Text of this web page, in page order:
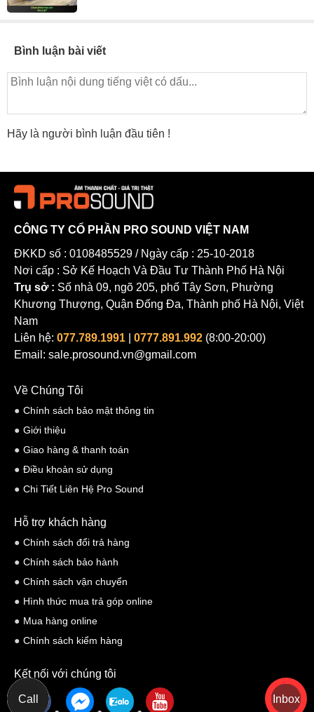
Bình luận bài viết
Hãy là người bình luận đầu tiên !
CÔNG TY CỔ PHẦN PRO SOUND VIỆT NAM
ĐKKD số : 0108485529 / Ngày cấp : 25-10-2018
Nơi cấp : Sở Kế Hoạch Và Đầu Tư Thành Phố Hà Nội
Trụ sở : Số nhà 09, ngõ 205, phố Tây Sơn, Phường
Khương Thượng, Quận Đống Đa, Thành phố Hà Nội, Việt
Nam
Liên hệ: 077.789.1991 0777.891.992 (8:00-20:00)
Email: sale.prosound.vn@gmail.com
Về Chúng Tôi
Chính sách bảo mật thông tin
Giới thiệu
Giao hàng & thanh toán
Điều khoản sử dụng
Chi Tiết Liên Hệ Pro Sound
Hỗ trợ khách hàng
Chính sách đổi trả hàng
Chính sách bảo hành
Chính sách vận chuyển
Hình thức mua trả góp online
Mua hàng online
Chính sách kiểm hàng
Kết nối với chúng tôi
Call Inbox